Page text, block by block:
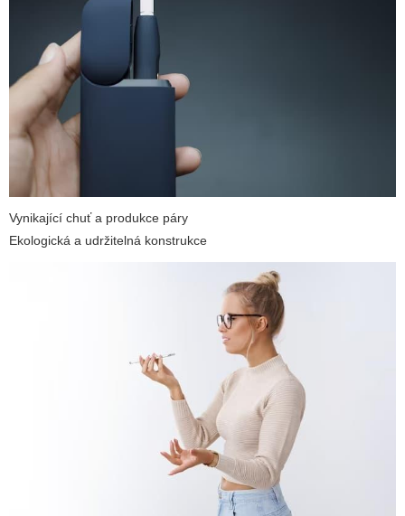
Vynikající chuť a produkce páry
Ekologická a udržitelná konstrukce